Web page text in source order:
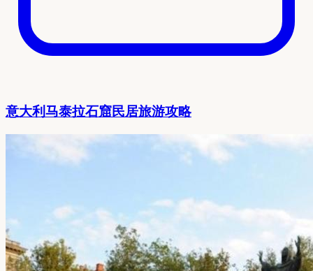
意大利马泰拉石窟民居旅游攻略